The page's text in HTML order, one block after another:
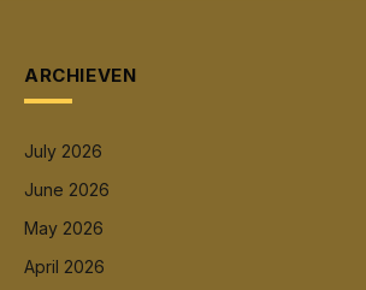
ARCHIEVEN
July 2026
June 2026
May 2026
April 2026